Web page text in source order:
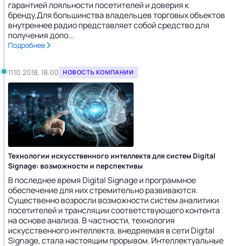
гарантией лояльности посетителей и доверия к
бренду.Для большинства владельцев торговых объектов
внутреннее радио представляет собой средство для
получения допо...
Подробнее
11.10.2018, 18:00 НОВОСТЬ КОМПАНИИ
Технологии искусственного интеллекта для систем Digital
Signage: возможности и перспективы
В последнее время Digital Signage и программное
обеспечение для них стремительно развиваются.
Существенно возросли возможности систем аналитики
посетителей и трансляции соответствующего контента
на основе анализа. В частности, технология
искусственного интеллекта, внедряемая в сети Digital
Signage, стала настоящим прорывом. Интеллектуальные